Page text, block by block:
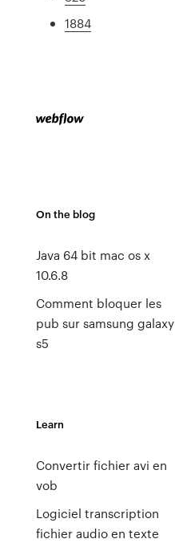
1884
On the blog
Java 64 bit mac os x
10.6.8
Comment bloquer les
pub sur samsung galaxy
s5
Learn
Convertir fichier avi en
vob
Logiciel transcription
fichier audio en texte